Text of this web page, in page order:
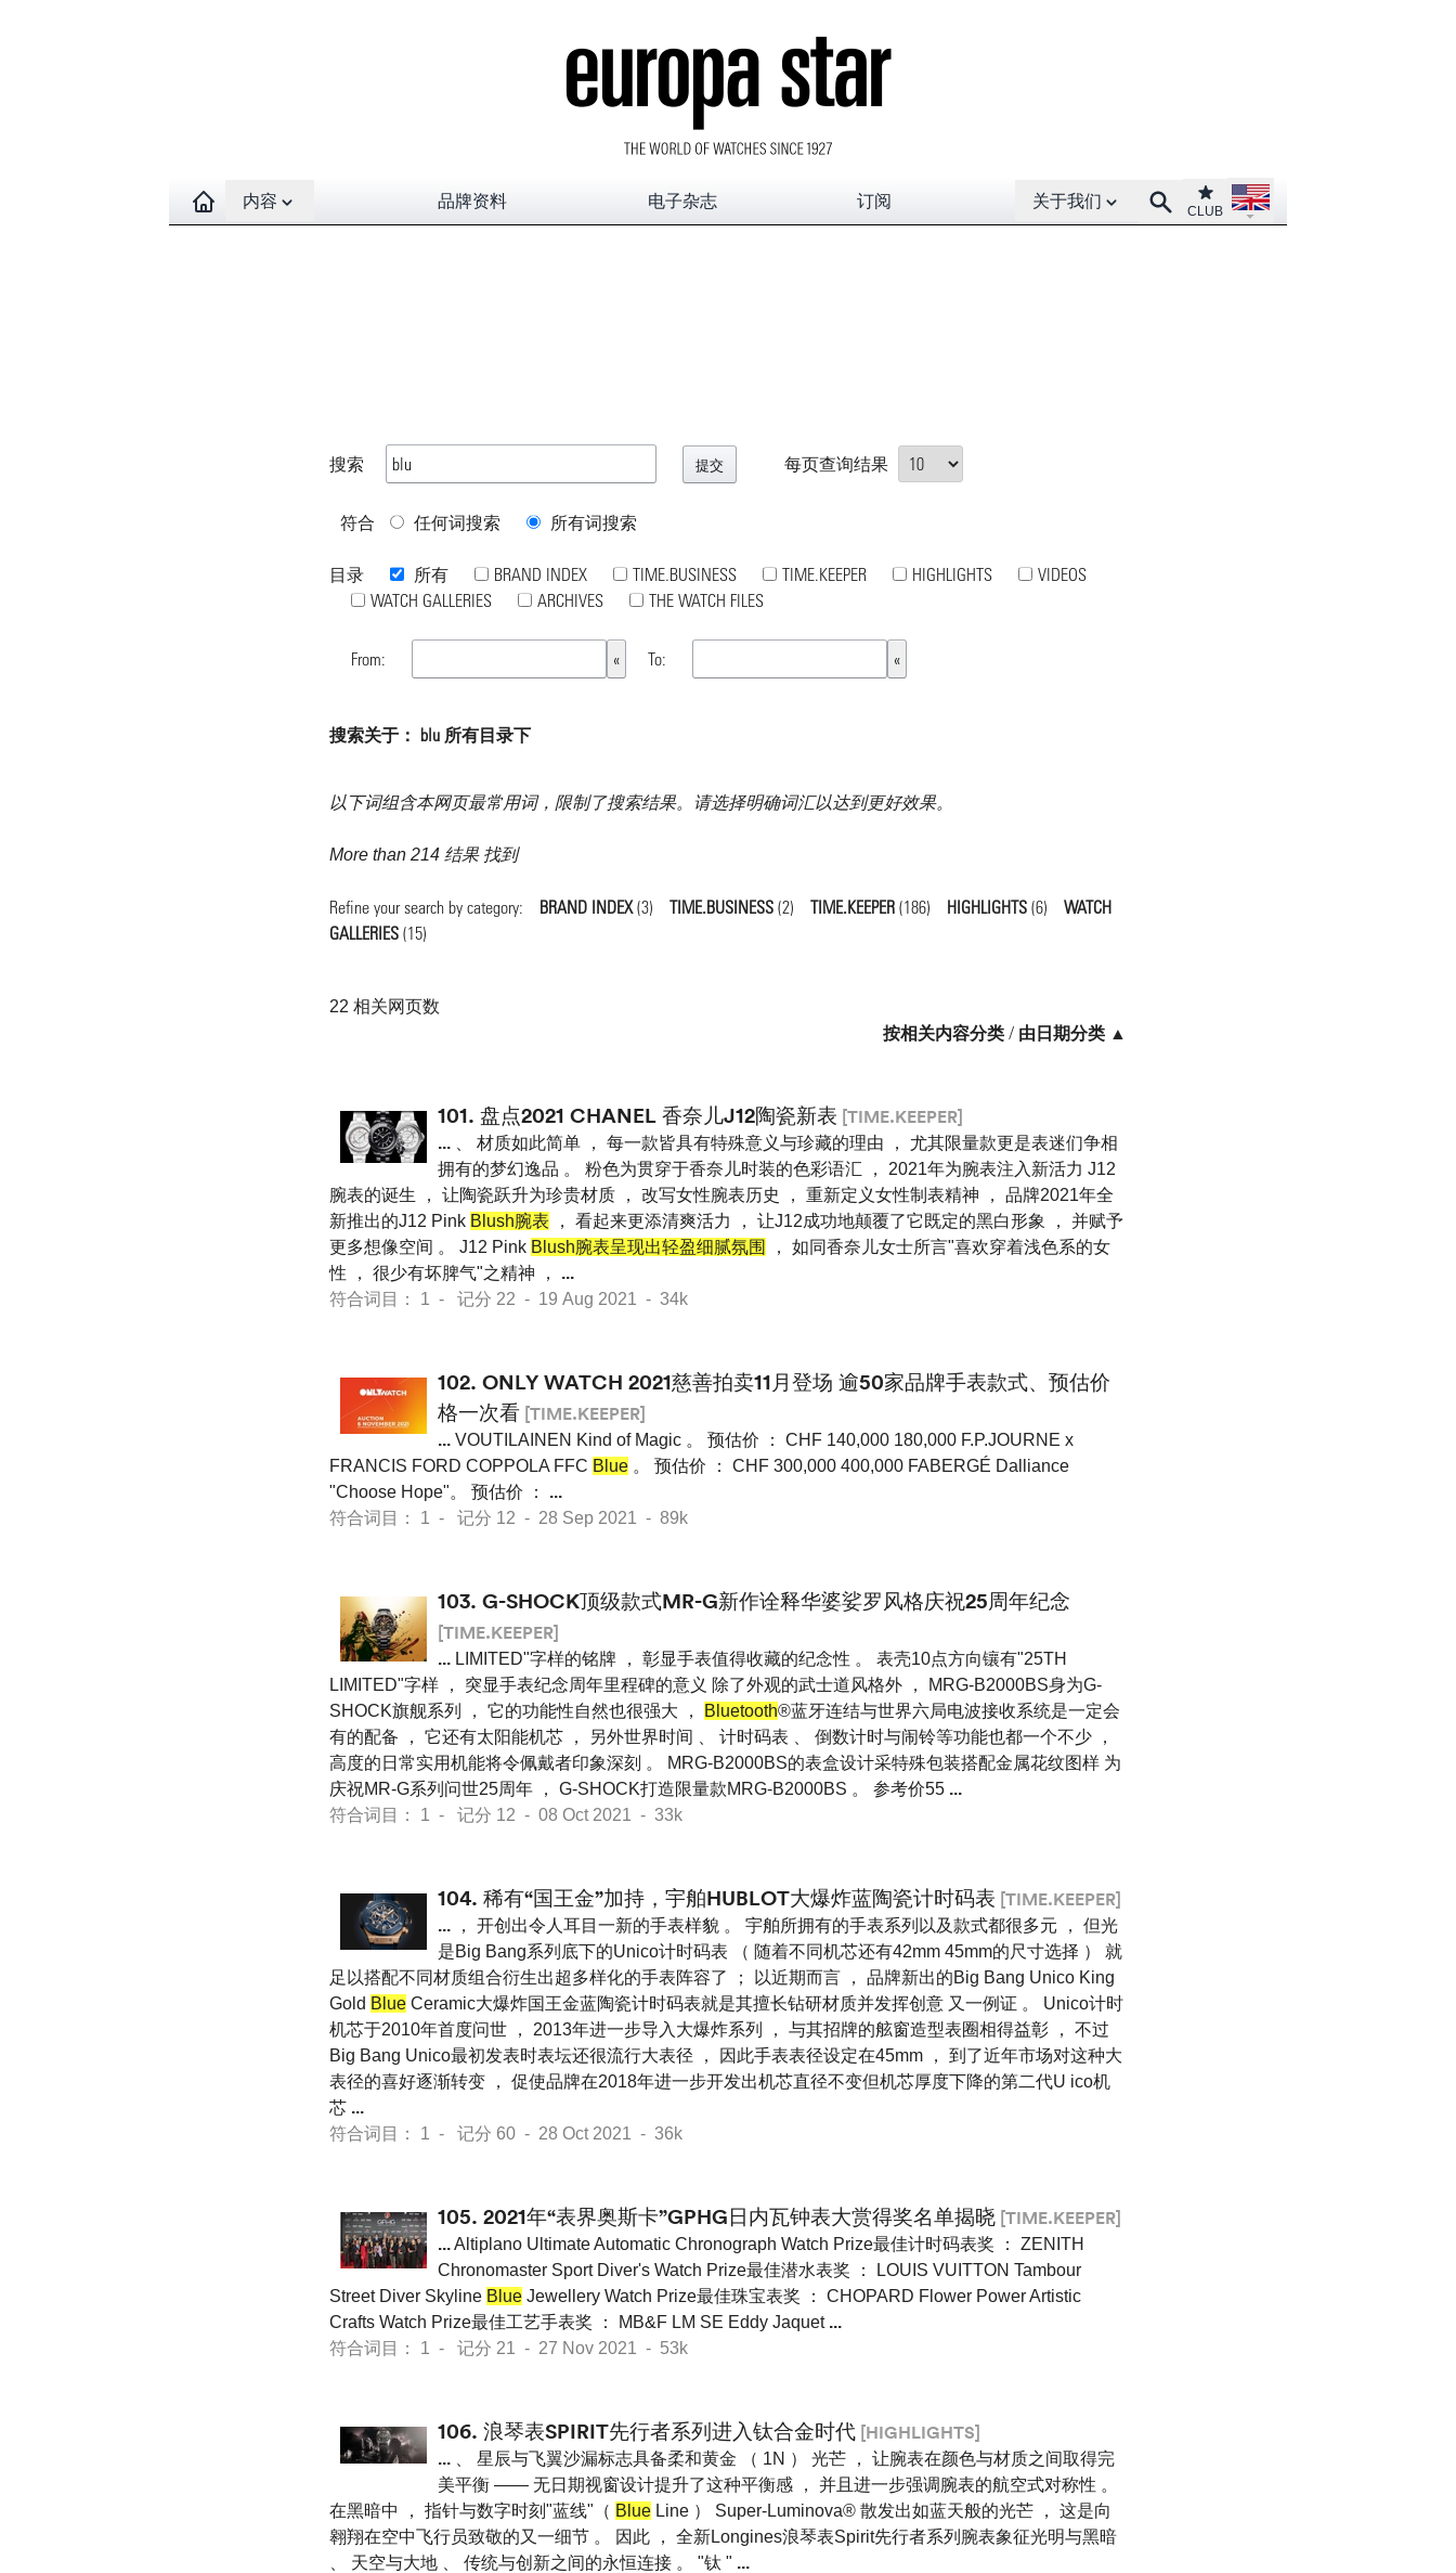
Open contents menu
内容 品牌资料 电子杂志 订阅
Open About menu
关于我们 SearchClub
CLUB
Open language menu
搜索 每页查询结果
符合 任何词搜索 所有词搜索
目录 所有 BRAND INDEX TIME.BUSINESS TIME.KEEPER HIGHLIGHTS
VIDEOS
WATCH GALLERIES
ARCHIVES THE WATCH FILES
From: To:
搜索关于： blu 所有目录下
以下词组含本网页最常用词，限制了搜索结果。请选择明确词汇以达到更好效果。
More than 214 结果 找到
Refine your search by category: BRAND INDEX(3) TIME.BUSINESS (2) TIME.KEEPER (186) HIGHLIGHTS (6)
WATCH
GALLERIES (15)
22 相关网页数
按相关内容分类 / 由日期分类 ▲
101. 盘点2021 CHANEL 香奈儿J12陶瓷新表 [TIME.KEEPER]
... 、 材质如此简单 ， 每一款皆具有特殊意义与珍藏的理由 ， 尤其限量款更是表迷们争相
拥有的梦幻逸品 。 粉色为贯穿于香奈儿时装的色彩语汇 ， 2021年为腕表注入新活力 J12
腕表的诞生 ， 让陶瓷跃升为珍贵材质 ， 改写女性腕表历史 ， 重新定义女性制表精神 ， 品牌2021年全
新推出的J12 Pink Blush腕表 ， 看起来更添清爽活力 ， 让J12成功地颠覆了它既定的黑白形象 ， 并赋予
更多想像空间 。 J12 Pink Blush腕表呈现出轻盈细腻氛围
， 如同香奈儿女士所言"喜欢穿着浅色系的女
性 ， 很少有坏脾气"之精神 ， ...
符合词目： 1 - 记分 22 - 19 Aug 2021 - 34k
102. ONLY WATCH 2021慈善拍卖11月登场 逾50家品牌手表款式、预估价
格一次看 [TIME.KEEPER]
... VOUTILAINEN Kind of Magic 。 预估价 ： CHF 140,000 180,000 F.P.JOURNE x
FRANCIS FORD COPPOLA FFC Blue 。 预估价 ： CHF 300,000 400,000 FABERGÉ Dalliance
"Choose Hope"。 预估价 ： ...
符合词目： 1 - 记分 12 - 28 Sep 2021 - 89k
103. G-SHOCK顶级款式MR-G新作诠释华婆娑罗风格庆祝25周年纪念
[TIME.KEEPER]
... LIMITED"字样的铭牌 ， 彰显手表值得收藏的纪念性 。 表壳10点方向镶有"25TH
LIMITED"字样 ， 突显手表纪念周年里程碑的意义 除了外观的武士道风格外 ， MRG-B2000BS身为G-
SHOCK旗舰系列 ， 它的功能性自然也很强大 ，
Bluetooth®蓝牙连结与世界六局电波接收系统是一定会
有的配备 ， 它还有太阳能机芯 ， 另外世界时间 、 计时码表 、 倒数计时与闹铃等功能也都一个不少 ，
高度的日常实用机能将令佩戴者印象深刻 。 MRG-B2000BS的表盒设计采特殊包装搭配金属花纹图样 为
庆祝MR-G系列问世25周年 ， G-SHOCK打造限量款MRG-B2000BS 。 参考价55 ...
符合词目： 1 - 记分 12 - 08 Oct 2021 - 33k
104. 稀有“国王金”加持，宇舶HUBLOT大爆炸蓝陶瓷计时码表 [TIME.KEEPER]
... ， 开创出令人耳目一新的手表样貌 。 宇舶所拥有的手表系列以及款式都很多元 ， 但光
是Big Bang系列底下的Unico计时码表 （ 随着不同机芯还有42mm 45mm的尺寸选择 ） 就
足以搭配不同材质组合衍生出超多样化的手表阵容了 ； 以近期而言 ， 品牌新出的Big Bang Unico King
Gold Blue Ceramic大爆炸国王金蓝陶瓷计时码表就是其擅长钻研材质并发挥创意 又一例证 。 Unico计时
机芯于2010年首度问世 ， 2013年进一步导入大爆炸系列 ， 与其招牌的舷窗造型表圈相得益彰 ， 不过
Big Bang Unico最初发表时表坛还很流行大表径 ， 因此手表表径设定在45mm ， 到了近年市场对这种大
表径的喜好逐渐转变 ， 促使品牌在2018年进一步开发出机芯直径不变但机芯厚度下降的第二代U ico机
芯 ...
符合词目： 1 - 记分 60 - 28 Oct 2021 - 36k
105. 2021年“表界奥斯卡”GPHG日内瓦钟表大赏得奖名单揭晓 [TIME.KEEPER]
...Altiplano Ultimate Automatic Chronograph Watch Prize最佳计时码表奖 ： ZENITH
Chronomaster Sport Diver's Watch Prize最佳潜水表奖 ： LOUIS VUITTON Tambour
Street Diver Skyline Blue Jewellery Watch Prize最佳珠宝表奖 ： CHOPARD Flower Power Artistic
Crafts Watch Prize最佳工艺手表奖 ： MB&F LM SE Eddy Jaquet ...
符合词目： 1 - 记分 21 - 27 Nov 2021 - 53k
106. 浪琴表SPIRIT先行者系列进入钛合金时代 [HIGHLIGHTS]
... 、 星辰与飞翼沙漏标志具备柔和黄金 （ 1N ） 光芒 ， 让腕表在颜色与材质之间取得完
美平衡 —— 无日期视窗设计提升了这种平衡感 ， 并且进一步强调腕表的航空式对称性 。
在黑暗中 ， 指针与数字时刻"蓝线"（ Blue Line ） Super-Luminova® 散发出如蓝天般的光芒 ， 这是向
翱翔在空中飞行员致敬的又一细节 。 因此 ， 全新Longines浪琴表Spirit先行者系列腕表象征光明与黑暗
、 天空与大地 、 传统与创新之间的永恒连接 。 "钛 " ...